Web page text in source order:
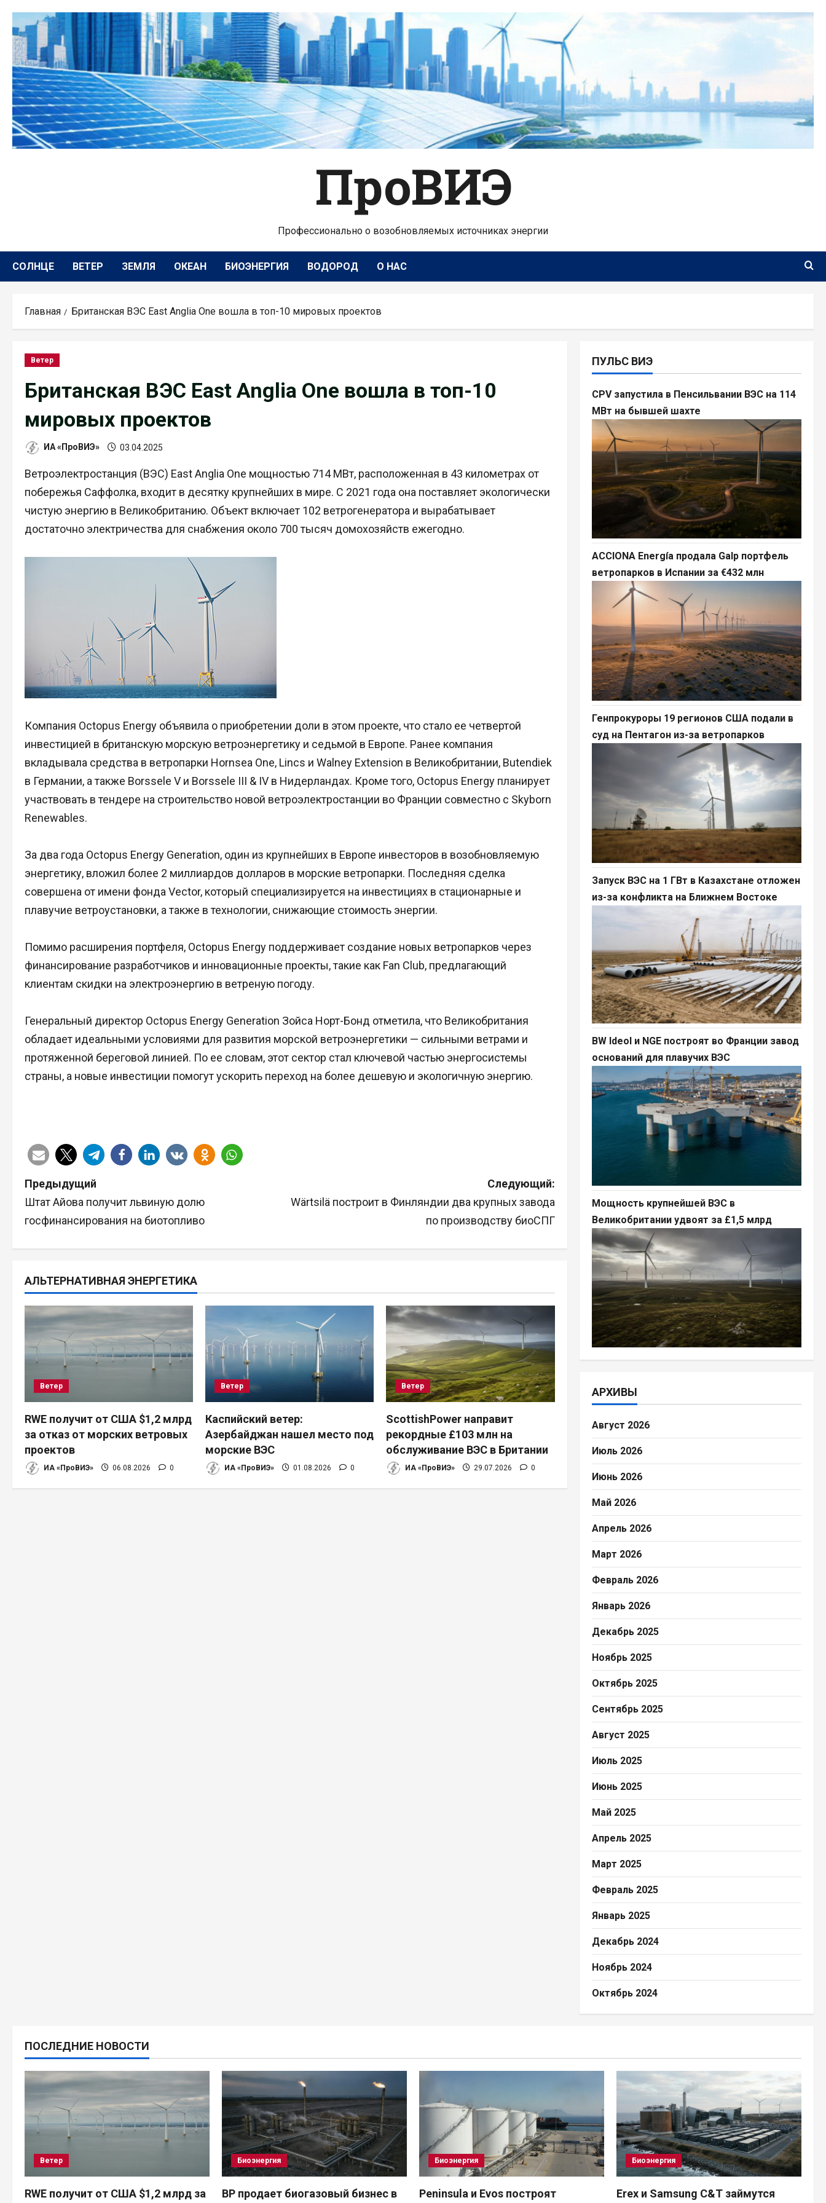
содержимому
ПроВИЭ
Профессионально о возобновляемых источниках энергии
СОЛНЦЕ ВЕТЕР ЗЕМЛЯ ОКЕАН БИОЭНЕРГИЯ ВОДОРОД О НАС
Главная Британская ВЭС East Anglia One вошла в топ-10 мировых проектов
Ветер
Британская ВЭС East Anglia One вошла в топ-10
мировых проектов
ИА «ПроВИЭ» 03.04.2025
Ветроэлектростанция (ВЭС) East Anglia One мощностью 714 МВт, расположенная в 43 километрах от
побережья Саффолка, входит в десятку крупнейших в мире. С 2021 года она поставляет экологически
чистую энергию в Великобританию. Объект включает 102 ветрогенератора и вырабатывает
достаточно электричества для снабжения около 700 тысяч домохозяйств ежегодно.
Компания Octopus Energy объявила о приобретении доли в этом проекте, что стало ее четвертой
инвестицией в британскую морскую ветроэнергетику и седьмой в Европе. Ранее компания
вкладывала средства в ветропарки Hornsea One, Lincs и Walney Extension в Великобритании, Butendiek
в Германии, а также Borssele V и Borssele III & IV в Нидерландах. Кроме того, Octopus Energy планирует
участвовать в тендере на строительство новой ветроэлектростанции во Франции совместно с Skyborn
Renewables.
За два года Octopus Energy Generation, один из крупнейших в Европе инвесторов в возобновляемую
энергетику, вложил более 2 миллиардов долларов в морские ветропарки. Последняя сделка
совершена от имени фонда Vector, который специализируется на инвестициях в стационарные и
плавучие ветроустановки, а также в технологии, снижающие стоимость энергии.
Помимо расширения портфеля, Octopus Energy поддерживает создание новых ветропарков через
финансирование разработчиков и инновационные проекты, такие как Fan Club, предлагающий
клиентам скидки на электроэнергию в ветреную погоду.
Генеральный директор Octopus Energy Generation Зойса Норт-Бонд отметила, что Великобритания
обладает идеальными условиями для развития морской ветроэнергетики — сильными ветрами и
протяженной береговой линией. По ее словам, этот сектор стал ключевой частью энергосистемы
страны, а новые инвестиции помогут ускорить переход на более дешевую и экологичную энергию.
Н
а
г
а
ц
я
п
о
з
Предыдущий
Штат Айова получит львиную долю
госфинансирования на биотопливо
Следующий:
Wärtsilä построит в Финляндии два крупных завода
по производству биоСПГ
АЛЬТЕРНАТИВНАЯ ЭНЕРГЕТИКА
Ветер
RWE получит от США $1,2 млрд
за отказ от морских ветровых
проектов
ИА «ПроВИЭ» 06.08.2026 0
Ветер
Каспийский ветер:
Азербайджан нашел место под
морские ВЭС
ИА «ПроВИЭ» 01.08.2026 0
Ветер
ScottishPower направит
рекордные £103 млн на
обслуживание ВЭС в Британии
ИА «ПроВИЭ» 29.07.2026 0
ПУЛЬС ВИЭ
CPV запустила в Пенсильвании ВЭС на 114
МВт на бывшей шахте
ACCIONA Energía продала Galp портфель
ветропарков в Испании за €432 млн
Генпрокуроры 19 регионов США подали в
суд на Пентагон из-за ветропарков
Запуск ВЭС на 1 ГВт в Казахстане отложен
из-за конфликта на Ближнем Востоке
BW Ideol и NGE построят во Франции завод
оснований для плавучих ВЭС
Мощность крупнейшей ВЭС в
Великобритании удвоят за £1,5 млрд
АРХИВЫ
Август 2026
Июль 2026
Июнь 2026
Май 2026
Апрель 2026
Март 2026
Февраль 2026
Январь 2026
Декабрь 2025
Ноябрь 2025
Октябрь 2025
Сентябрь 2025
Август 2025
Июль 2025
Июнь 2025
Май 2025
Апрель 2025
Март 2025
Февраль 2025
Январь 2025
Декабрь 2024
Ноябрь 2024
Октябрь 2024
ПОСЛЕДНИЕ НОВОСТИ
Ветер
RWE получит от США $1,2 млрд за
Биоэнергия
BP продает биогазовый бизнес в
Биоэнергия
Peninsula и Evos построят
Биоэнергия
Erex и Samsung C&T займутся